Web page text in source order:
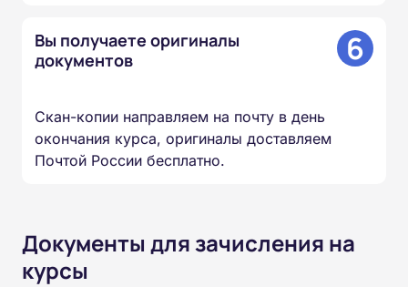
Вы получаете оригиналы
документов
6
Скан-копии направляем на почту в день
окончания курса, оригиналы доставляем
Почтой России бесплатно.
Документы для зачисления на
курсы